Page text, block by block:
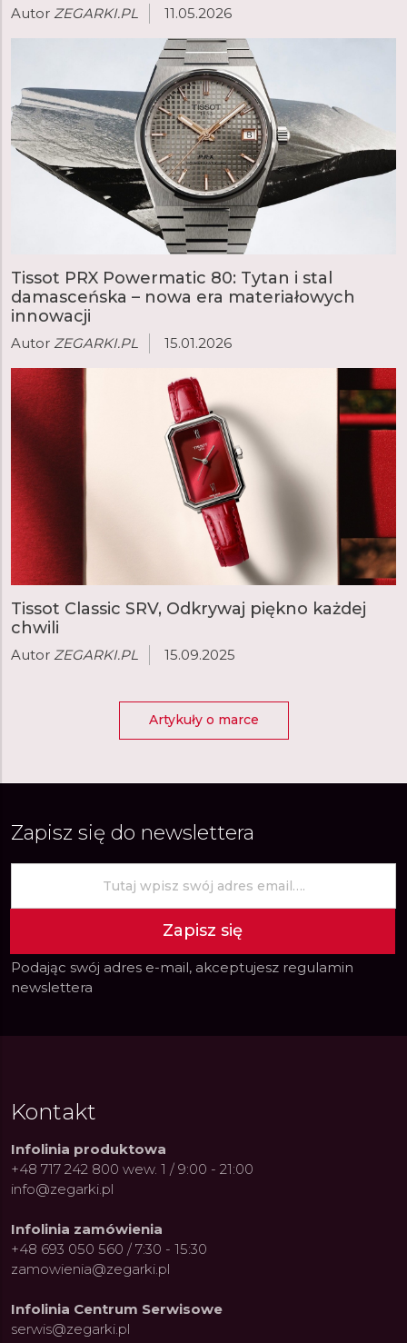
Autor ZEGARKI.PL 11.05.2026
Tissot PRX Powermatic 80: Tytan i stal
damasceńska – nowa era materiałowych
innowacji
Autor ZEGARKI.PL 15.01.2026
Tissot Classic SRV, Odkrywaj piękno każdej
chwili
Autor ZEGARKI.PL 15.09.2025
Artykuły o marce
Zapisz się do newslettera
Zapisz się
Podając swój adres e-mail, akceptujesz regulamin
newslettera
Kontakt
Infolinia produktowa
+48 717 242 800 wew. 1 / 9:00 - 21:00
info@zegarki.pl
Infolinia zamówienia
+48 693 050 560 / 7:30 - 15:30
zamowienia@zegarki.pl
Infolinia Centrum Serwisowe
serwis@zegarki.pl